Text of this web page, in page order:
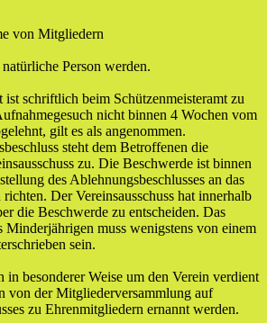
Mitgliedern
Person werden.
schriftlich beim Schützenmeisteramt zu
nicht binnen 4 Wochen vom
gilt es als angenommen.
steht dem Betroffenen die
zu. Die Beschwerde ist binnen
des Ablehnungsbeschlusses an das
richten. Der Vereinsausschuss hat innerhalb
die Beschwerde zu entscheiden. Das
Minderjährigen muss wenigstens von einem
sein.
besonderer Weise um den Verein verdient
von der Mitgliederversammlung auf
zu Ehrenmitgliedern ernannt werden.